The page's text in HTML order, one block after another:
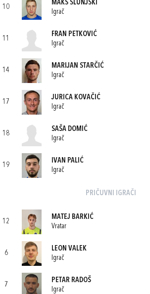
10
MAKS SLUNJSKI
Igrač
11
FRAN PETKOVIĆ
Igrač
14
MARIJAN STARČIĆ
Igrač
17
JURICA KOVAČIĆ
Igrač
18
SAŠA DOMIĆ
Igrač
19
IVAN PALIĆ
Igrač
PRIČUVNI IGRAČI
12
MATEJ BARKIĆ
Vratar
6
LEON VALEK
Igrač
7
PETAR RADOŠ
Igrač